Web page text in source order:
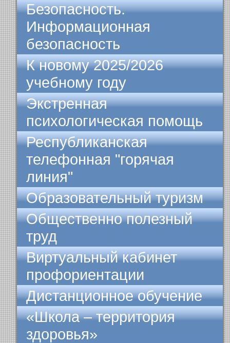
Безопасность.
Информационная
безопасность
К новому 2025/2026
учебному году
Экстренная
психологическая помощь
Республиканская
телефонная "горячая
линия"
Образовательный туризм
Общественно полезный
труд
Виртуальный кабинет
профориентации
Дистанционное обучение
«Школа – территория
здоровья»